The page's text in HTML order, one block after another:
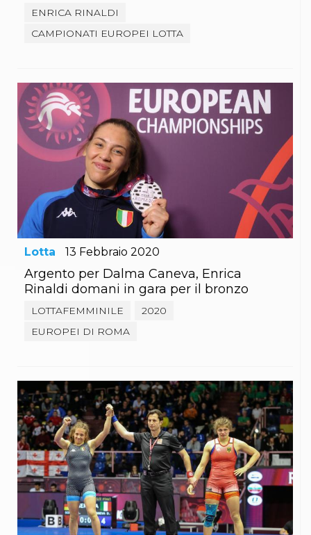
News
Webinar
Corsi Monotematici
Corsi di Specializzazione
Corsi FIJLKAM-FISDIR
Corsi Preparatore Fisico
Edutraining class - Didattica infantile
Corso dirigenti sportivi
Corso Direttore di Gara
Abilitazioni
Sportello Fiscale
News
Modulistica
FAQ
Quesiti fiscali
Sostenibilità
Documenti
ENRICA RINALDI
CAMPIONATI EUROPEI LOTTA
Lotta 13 Febbraio 2020
Argento per Dalma Caneva, Enrica
Rinaldi domani in gara per il bronzo
LOTTAFEMMINILE
2020
EUROPEI DI ROMA